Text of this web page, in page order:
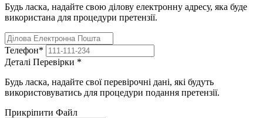
Будь ласка, надайте свою ділову електронну адресу, яка буде
використана для процедури претензії.
Телефон*
Деталі Перевірки *
Будь ласка, надайте свої перевірочні дані, які будуть
використовуватись для процедури подання претензії.
Прикріпити Файл